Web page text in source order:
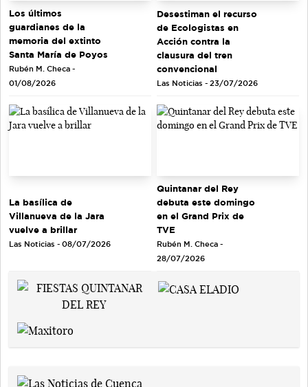
Los últimos
guardianes de la
memoria del extinto
Santa María de Poyos
Rubén M. Checa -
01/08/2026
Desestiman el recurso
de Ecologistas en
Acción contra la
clausura del tren
convencional
Las Noticias - 23/07/2026
La basílica de
Villanueva de la Jara
vuelve a brillar
Las Noticias - 08/07/2026
Quintanar del Rey
debuta este domingo
en el Grand Prix de
TVE
Rubén M. Checa -
28/07/2026